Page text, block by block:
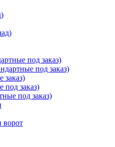
под заказ)
под заказ)
заказ)
под заказ)
под заказ)
ворот